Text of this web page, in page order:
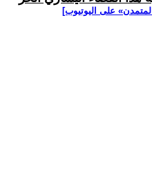
على اليوتيوب]